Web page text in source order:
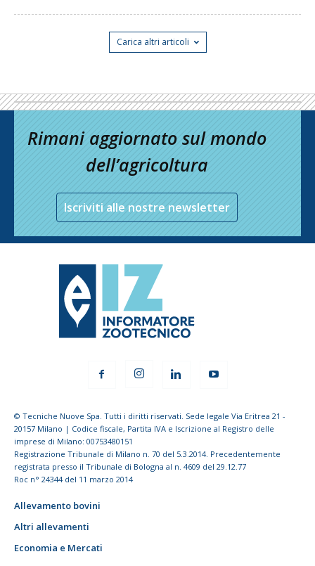
Carica altri articoli
Rimani aggiornato sul mondo
dell’agricoltura
Iscriviti alle nostre newsletter
© Tecniche Nuove Spa. Tutti i diritti riservati. Sede legale Via Eritrea 21 -
20157 Milano | Codice fiscale, Partita IVA e Iscrizione al Registro delle
imprese di Milano: 00753480151
Registrazione Tribunale di Milano n. 70 del 5.3.2014. Precedentemente
registrata presso il Tribunale di Bologna al n. 4609 del 29.12.77
Roc n° 24344 del 11 marzo 2014
Allevamento bovini
Altri allevamenti
Economia e Mercati